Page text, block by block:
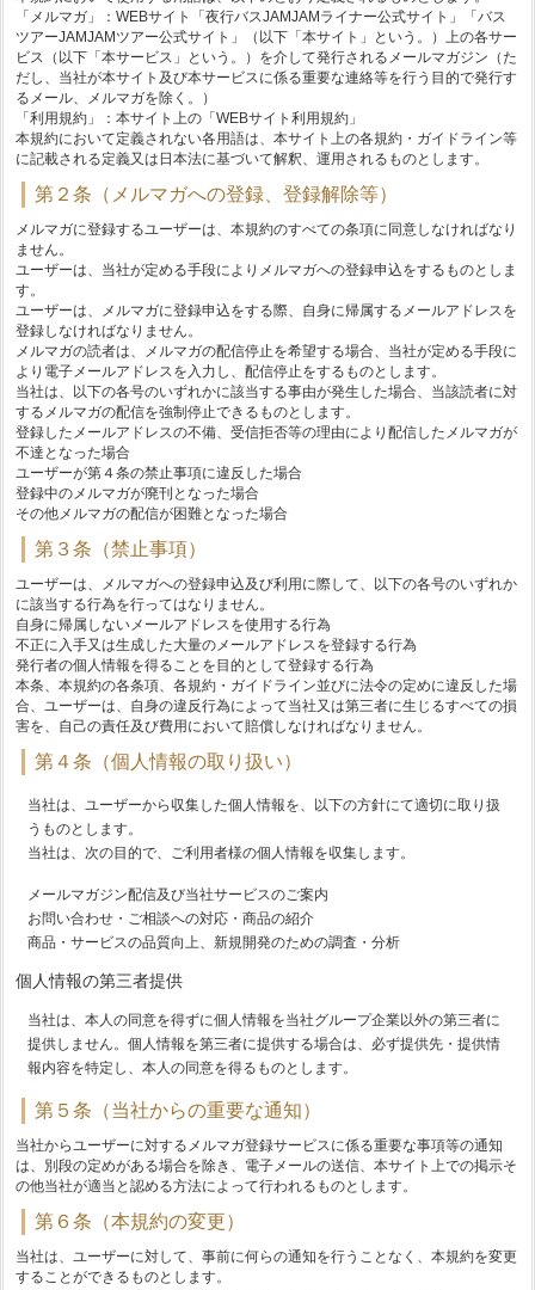
「メルマガ」：WEBサイト「夜行バスJAMJAMライナー公式サイト」「バス
ツアーJAMJAMツアー公式サイト」（以下「本サイト」という。）上の各サー
ビス（以下「本サービス」という。）を介して発行されるメールマガジン（た
だし、当社が本サイト及び本サービスに係る重要な連絡等を行う目的で発行す
るメール、メルマガを除く。）
「利用規約」：本サイト上の「WEBサイト利用規約」
本規約において定義されない各用語は、本サイト上の各規約・ガイドライン等
に記載される定義又は日本法に基づいて解釈、運用されるものとします。
第２条（メルマガへの登録、登録解除等）
メルマガに登録するユーザーは、本規約のすべての条項に同意しなければなり
ません。
ユーザーは、当社が定める手段によりメルマガへの登録申込をするものとしま
す。
ユーザーは、メルマガに登録申込をする際、自身に帰属するメールアドレスを
登録しなければなりません。
メルマガの読者は、メルマガの配信停止を希望する場合、当社が定める手段に
より電子メールアドレスを入力し、配信停止をするものとします。
当社は、以下の各号のいずれかに該当する事由が発生した場合、当該読者に対
するメルマガの配信を強制停止できるものとします。
登録したメールアドレスの不備、受信拒否等の理由により配信したメルマガが
不達となった場合
ユーザーが第４条の禁止事項に違反した場合
登録中のメルマガが廃刊となった場合
その他メルマガの配信が困難となった場合
第３条（禁止事項）
ユーザーは、メルマガへの登録申込及び利用に際して、以下の各号のいずれか
に該当する行為を行ってはなりません。
自身に帰属しないメールアドレスを使用する行為
不正に入手又は生成した大量のメールアドレスを登録する行為
発行者の個人情報を得ることを目的として登録する行為
本条、本規約の各条項、各規約・ガイドライン並びに法令の定めに違反した場
合、ユーザーは、自身の違反行為によって当社又は第三者に生じるすべての損
害を、自己の責任及び費用において賠償しなければなりません。
第４条（個人情報の取り扱い）
当社は、ユーザーから収集した個人情報を、以下の方針にて適切に取り扱
うものとします。
当社は、次の目的で、ご利用者様の個人情報を収集します。
メールマガジン配信及び当社サービスのご案内
お問い合わせ・ご相談への対応・商品の紹介
商品・サービスの品質向上、新規開発のための調査・分析
個人情報の第三者提供
当社は、本人の同意を得ずに個人情報を当社グループ企業以外の第三者に
提供しません。個人情報を第三者に提供する場合は、必ず提供先・提供情
報内容を特定し、本人の同意を得るものとします。
第５条（当社からの重要な通知）
当社からユーザーに対するメルマガ登録サービスに係る重要な事項等の通知
は、別段の定めがある場合を除き、電子メールの送信、本サイト上での掲示そ
の他当社が適当と認める方法によって行われるものとします。
第６条（本規約の変更）
当社は、ユーザーに対して、事前に何らの通知を行うことなく、本規約を変更
することができるものとします。